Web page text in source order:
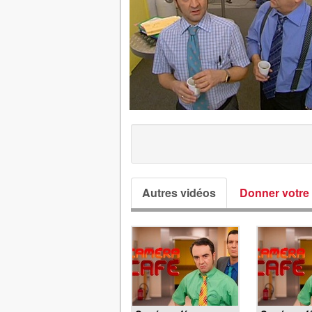
Autres vidéos Donner